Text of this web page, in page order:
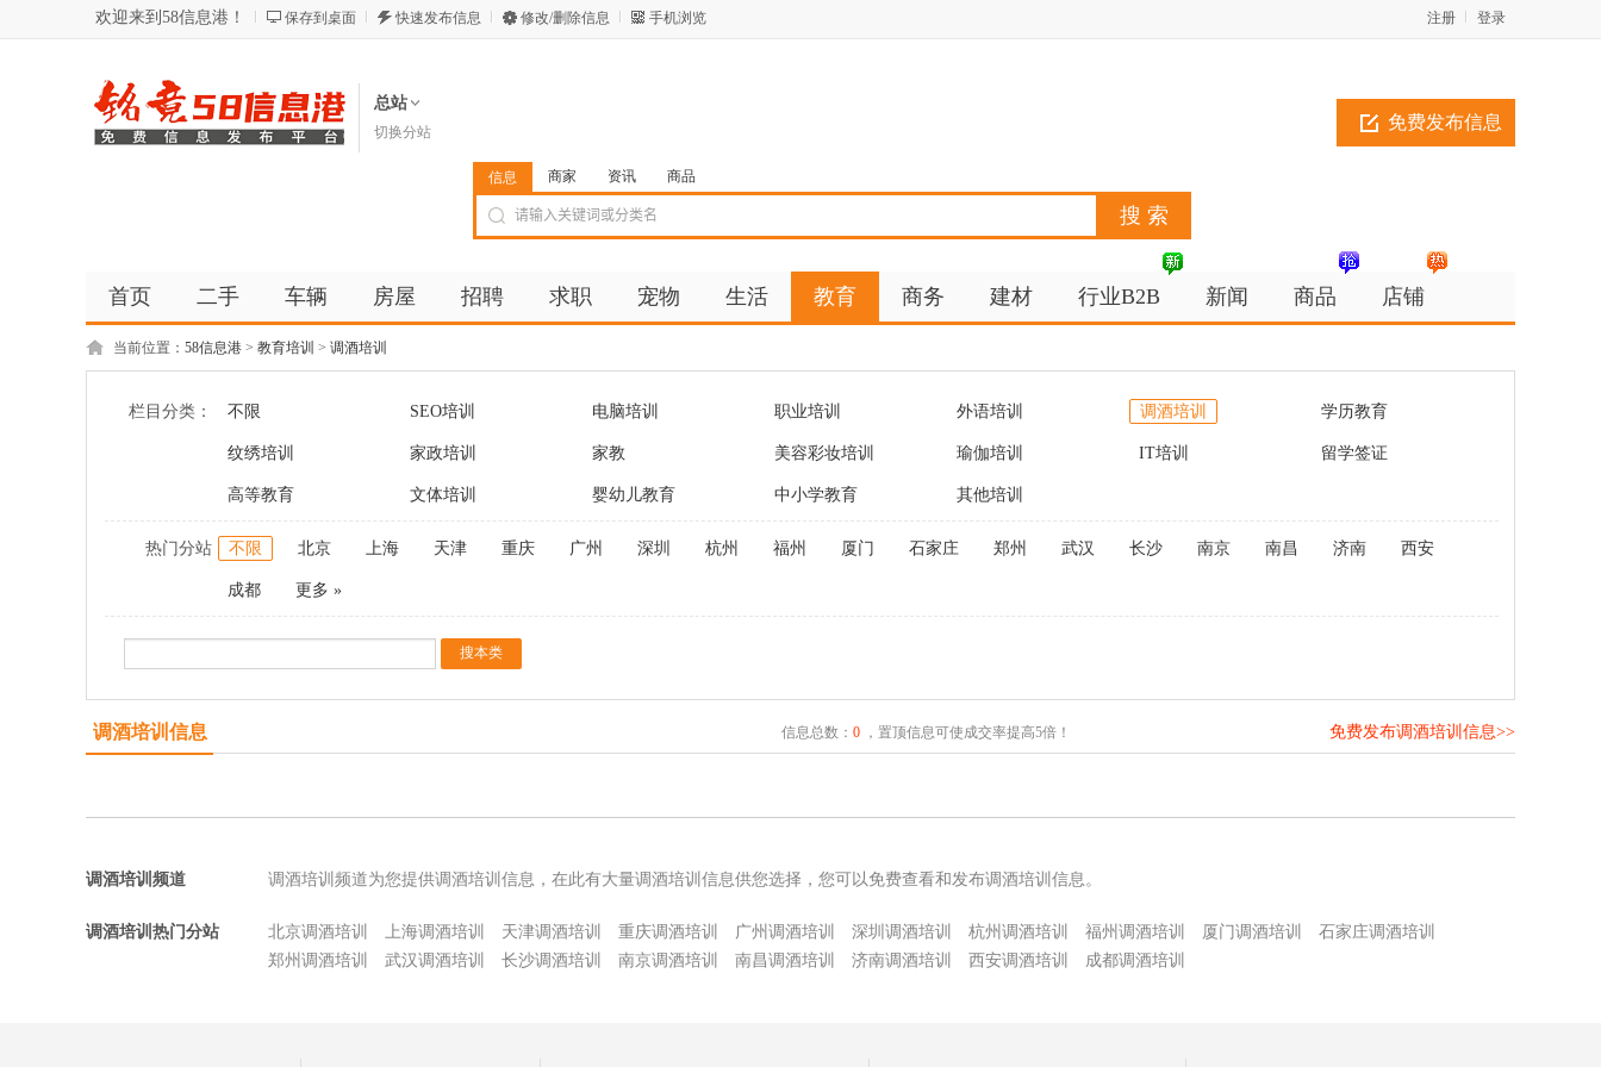
欢迎来到58信息港！ 保存到桌面 快速发布信息 修改/删除信息 手机浏览 登录
注册
总站
切换分站 免费发布信息
信息 商家 资讯 商品
首页 二手 车辆 房屋 招聘 求职 宠物 生活 教育 商务 建材 行业B2B 新闻 商品 店铺
当前位置： 58信息港 > 教育培训 > 调酒培训
栏目分类： 不限 SEO培训 电脑培训 职业培训 外语培训 调酒培训 学历教育
纹绣培训 家政培训 家教 美容彩妆培训 瑜伽培训 IT培训 留学签证
高等教育 文体培训 婴幼儿教育 中小学教育 其他培训
热门分站 不限 北京 上海 天津 重庆 广州 深圳 杭州 福州 厦门 石家庄 郑州 武汉 长沙 南京 南昌 济南 西安
成都 更多 »
调酒培训信息 信息总数： 0，置顶信息可使成交率提高5倍！ 免费发布调酒培训信息>>
调酒培训频道 调酒培训频道为您提供调酒培训信息，在此有大量调酒培训信息供您选择，您可以免费查看和发布调酒培训信息。
调酒培训热门分站 北京调酒培训 上海调酒培训 天津调酒培训 重庆调酒培训 广州调酒培训 深圳调酒培训 杭州调酒培训 福州调酒培训 厦门调酒培训
石家庄调酒培训
郑州调酒培训
武汉调酒培训 长沙调酒培训 南京调酒培训 南昌调酒培训 济南调酒培训 西安调酒培训 成都调酒培训